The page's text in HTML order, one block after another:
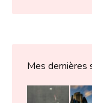
Mes dernières